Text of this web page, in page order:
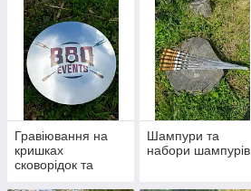
Гравіювання на
кришках
сковорідок та
Шампури та
набори шампурів